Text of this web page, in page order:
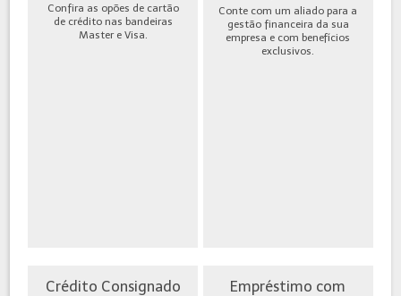
Confira as opões de cartão
de crédito nas bandeiras
Master e Visa.
Conte com um aliado para a
gestão financeira da sua
empresa e com benefícios
exclusivos.
Crédito Consignado
Empréstimo com